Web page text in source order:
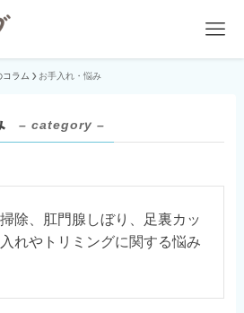
コラム お手入れ・悩み
– category –
除、肛門腺しぼり、足裏カッ
れやトリミングに関する悩み